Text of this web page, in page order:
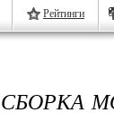
Рейтинги
СБОРКА